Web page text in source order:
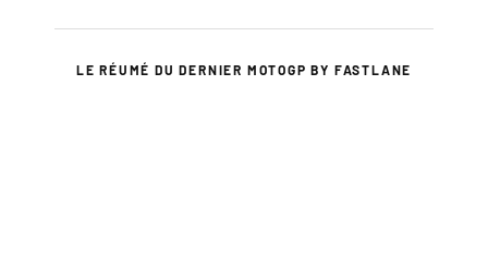
LE RÉUMÉ DU DERNIER MOTOGP BY FASTLANE